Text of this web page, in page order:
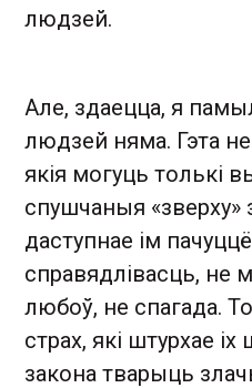
людзей.
Але, зда ецца, я
людзей няма. Гэта
якія могуць толькі
спушчаныя «зверху»
даступнае ім
справядлівасць, не
любоў, не спагада.
страх, які штурхае
закона тварыць